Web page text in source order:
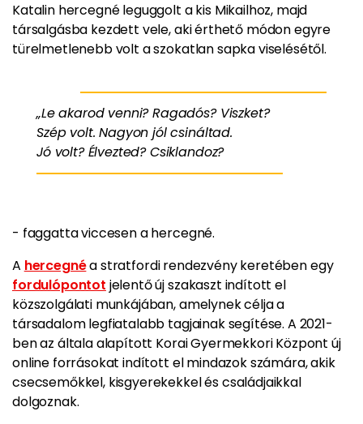
Katalin hercegné leguggolt a kis Mikailhoz, majd
társalgásba kezdett vele, aki érthető módon egyre
türelmetlenebb volt a szokatlan sapka viselésétől.
„Le akarod venni? Ragadós? Viszket?
Szép volt. Nagyon jól csináltad.
Jó volt? Élvezted? Csiklandoz?
- faggatta viccesen a hercegné.
A hercegnéa stratfordi rendezvény keretében egy
fordulópontot jelentő új szakaszt indított el
közszolgálati munkájában, amelynek célja a
társadalom legfiatalabb tagjainak segítése. A 2021-
ben az általa alapított Korai Gyermekkori Központ új
online forrásokat indított el mindazok számára, akik
csecsemőkkel, kisgyerekekkel és családjaikkal
dolgoznak.